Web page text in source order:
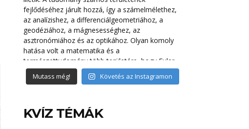
Mutass még! Követés az Instagramon
KVÍZ TÉMÁK